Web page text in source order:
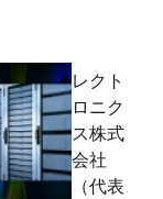
レクト
ロニク
ス株式
会社
（代表